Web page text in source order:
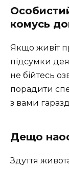
комусь
Якщо живіт
підсумки
не бійтесь
порадити
з вами
Дещо
Здуття